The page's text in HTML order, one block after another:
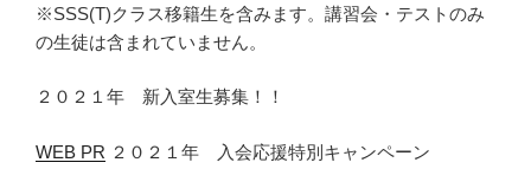
※SSS(T)クラス移籍生を含みます。講習会・テストのみ
の生徒は含まれていません。
２０２１年 新入室生募集！！
WEB PR ２０２１年 入会応援特別キャンペーン